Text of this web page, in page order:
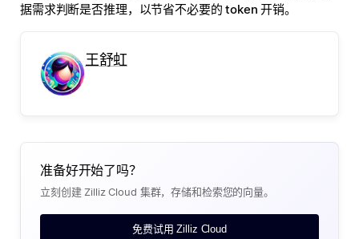
准备好开始了吗？
立刻创建 Zilliz Cloud 集群，存储和检索您的向量。
免费试用 Zilliz Cloud
据需求判断是否推理，以节省不必要的 token 开销。
王舒虹